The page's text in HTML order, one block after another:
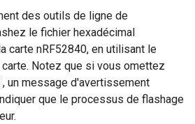
des outils de ligne de
le fichier hexadécimal
carte nRF52840, en utilisant le
Notez que si vous omettez
, un message d'avertissement
que le processus de flashage